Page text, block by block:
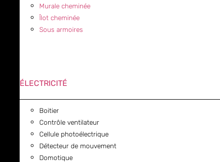
Murale cheminée
Îlot cheminée
Sous armoires
ÉLECTRICITÉ
Boitier
Contrôle ventilateur
Cellule photoélectrique
Détecteur de mouvement
Domotique